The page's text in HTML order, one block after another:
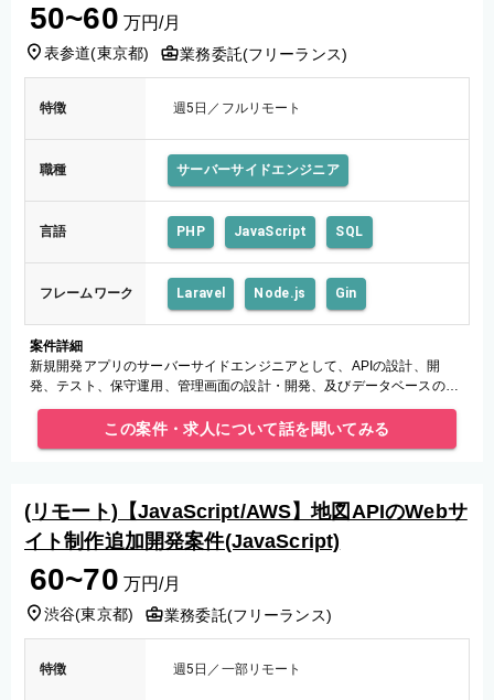
50~60 万円/月
表参道(東京都) 業務委託(フリーランス)
特徴 週5日／フルリモート
職種 サーバーサイドエンジニア
言語 PHP JavaScript SQL
フレームワーク Laravel Node.js Gin
案件詳細
新規開発アプリのサーバーサイドエンジニアとして、APIの設計、開
発、テスト、保守運用、管理画面の設計・開発、及びデータベースの設
計・構築を担当していただきます。 ・インフラ/サーバー：Nginx、AW
この案件・求人について話を聞いてみる
(リモート)【JavaScript/AWS】地図APIのWebサ
イト制作追加開発案件(JavaScript)
60~70 万円/月
渋谷(東京都) 業務委託(フリーランス)
特徴 週5日／一部リモート